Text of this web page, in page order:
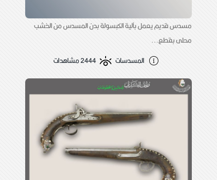
مسدس قديم يعمل بآلية الكبسولة بدن المسدس من الخشب
محلى بقطع...
المسدسات
2444 مشاهدات